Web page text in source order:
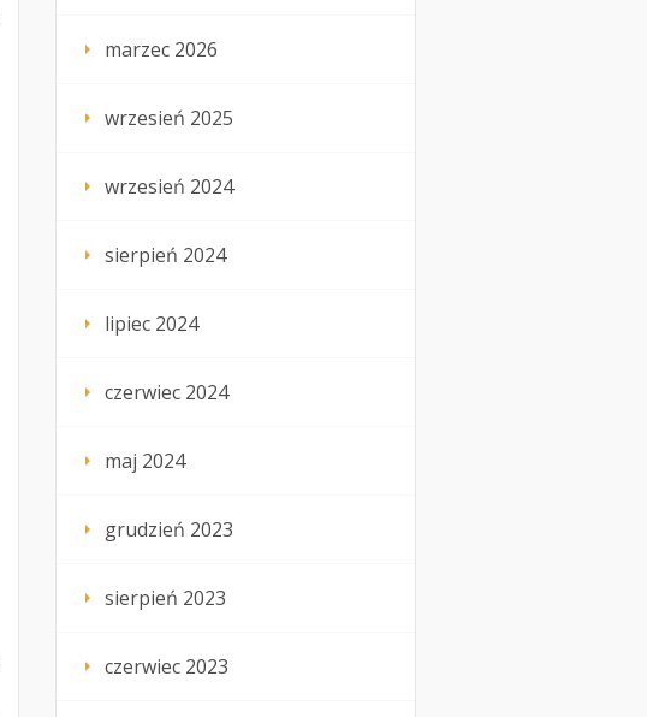
marzec 2026
wrzesień 2025
wrzesień 2024
sierpień 2024
lipiec 2024
czerwiec 2024
maj 2024
grudzień 2023
sierpień 2023
czerwiec 2023